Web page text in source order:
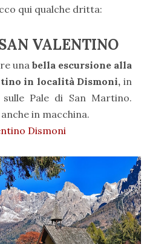
qui qualche dritta:
VALENTINO
una bella escursione alla
in località Dismoni, in
Pale di San Martino.
in macchina.
Dismoni